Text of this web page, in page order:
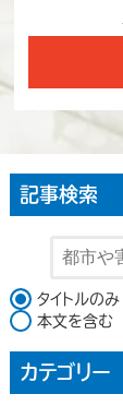
記事検索
検索対象
タイトルのみ
本文を含む
カテゴリー